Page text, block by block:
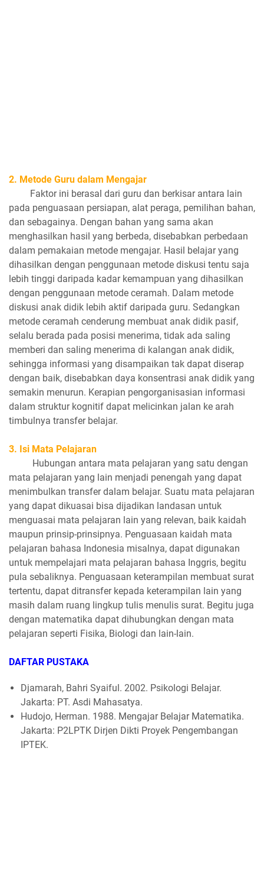
2. Metode Guru dalam Mengajar
Faktor ini berasal dari guru dan berkisar antara lain
pada penguasaan persiapan, alat peraga, pemilihan bahan,
dan sebagainya. Dengan bahan yang sama akan
menghasilkan hasil yang berbeda, disebabkan perbedaan
dalam pemakaian metode mengajar. Hasil belajar yang
dihasilkan dengan penggunaan metode diskusi tentu saja
lebih tinggi daripada kadar kemampuan yang dihasilkan
dengan penggunaan metode ceramah. Dalam metode
diskusi anak didik lebih aktif daripada guru. Sedangkan
metode ceramah cenderung membuat anak didik pasif,
selalu berada pada posisi menerima, tidak ada saling
memberi dan saling menerima di kalangan anak didik,
sehingga informasi yang disampaikan tak dapat diserap
dengan baik, disebabkan daya konsentrasi anak didik yang
semakin menurun. Kerapian pengorganisasian informasi
dalam struktur kognitif dapat melicinkan jalan ke arah
timbulnya transfer belajar.
3. Isi Mata Pelajaran
Hubungan antara mata pelajaran yang satu dengan
mata pelajaran yang lain menjadi penengah yang dapat
menimbulkan transfer dalam belajar. Suatu mata pelajaran
yang dapat dikuasai bisa dijadikan landasan untuk
menguasai mata pelajaran lain yang relevan, baik kaidah
maupun prinsip-prinsipnya. Penguasaan kaidah mata
pelajaran bahasa Indonesia misalnya, dapat digunakan
untuk mempelajari mata pelajaran bahasa Inggris, begitu
pula sebaliknya. Penguasaan keterampilan membuat surat
tertentu, dapat ditransfer kepada keterampilan lain yang
masih dalam ruang lingkup tulis menulis surat. Begitu juga
dengan matematika dapat dihubungkan dengan mata
pelajaran seperti Fisika, Biologi dan lain-lain.
DAFTAR PUSTAKA
Djamarah, Bahri Syaiful. 2002. Psikologi Belajar.
Jakarta: PT. Asdi Mahasatya.
Hudojo, Herman. 1988. Mengajar Belajar Matematika.
Jakarta: P2LPTK Dirjen Dikti Proyek Pengembangan
IPTEK.